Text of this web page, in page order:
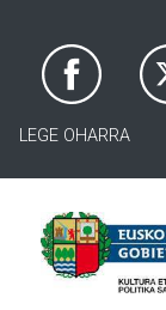
LEGE OHARRA